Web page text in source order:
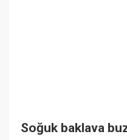
Soğuk baklava